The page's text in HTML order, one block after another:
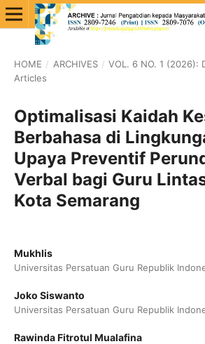
HOME / ARCHIVES / VOL. 6 NO. 1 (2026):
Articles
Optimalisasi Kaidah
Berbahasa di
Upaya Preventif
Verbal bagi Guru
Kota Semarang
Mukhlis
Universitas Persatuan Guru Republik
Joko Siswanto
Universitas Persatuan Guru Republik
Rawinda Fitrotul Mualafina